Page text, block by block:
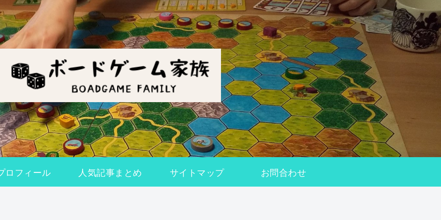
ロフィール 人気記事まとめ サイトマップ お問合わせ